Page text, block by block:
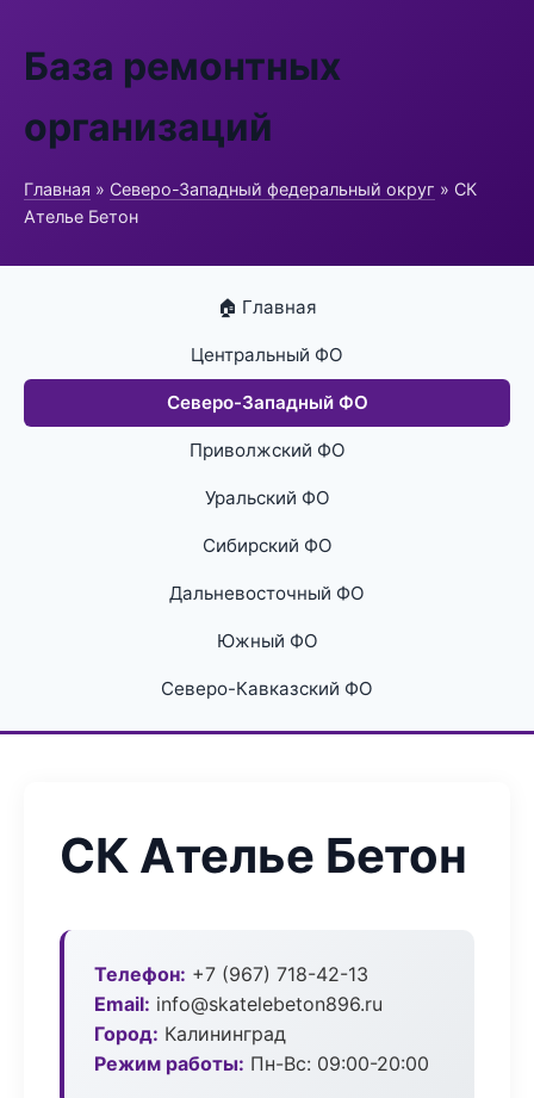
База ремонтных
организаций
Главная » Северо-Западный федеральный округ » СК
Ателье Бетон
🏠 Главная
Центральный ФО
Северо-Западный ФО
Приволжский ФО
Уральский ФО
Сибирский ФО
Дальневосточный ФО
Южный ФО
Северо-Кавказский ФО
СК Ателье Бетон
Телефон: +7 (967) 718-42-13
Email: info@skatelebeton896.ru
Город: Калининград
Режим работы: Пн-Вс: 09:00-20:00